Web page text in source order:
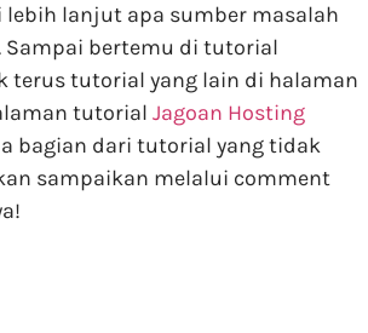
lebih lanjut apa sumber masalah
Sampai bertemu di tutorial
terus tutorial yang lain di halaman
tutorial Jagoan Hosting
bagian dari tutorial yang tidak
sampaikan melalui comment